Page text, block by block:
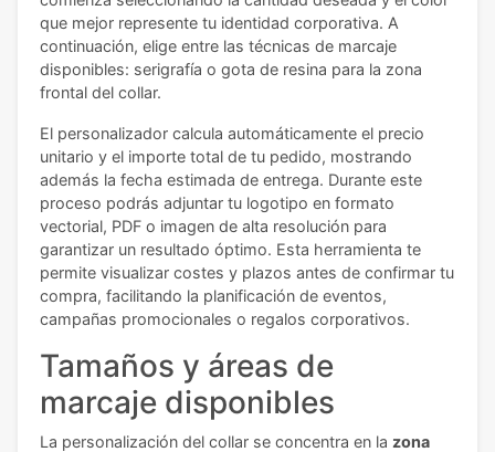
que mejor represente tu identidad corporativa. A
continuación, elige entre las técnicas de marcaje
disponibles: serigrafía o gota de resina para la zona
frontal del collar.
El personalizador calcula automáticamente el precio
unitario y el importe total de tu pedido, mostrando
además la fecha estimada de entrega. Durante este
proceso podrás adjuntar tu logotipo en formato
vectorial, PDF o imagen de alta resolución para
garantizar un resultado óptimo. Esta herramienta te
permite visualizar costes y plazos antes de confirmar tu
compra, facilitando la planificación de eventos,
campañas promocionales o regalos corporativos.
Tamaños y áreas de
marcaje disponibles
La personalización del collar se concentra en la zona